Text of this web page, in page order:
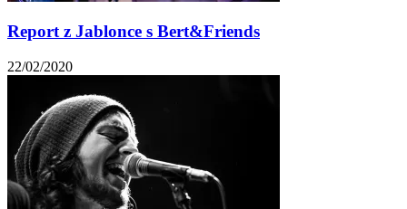
Report z Jablonce s Bert&Friends
22/02/2020